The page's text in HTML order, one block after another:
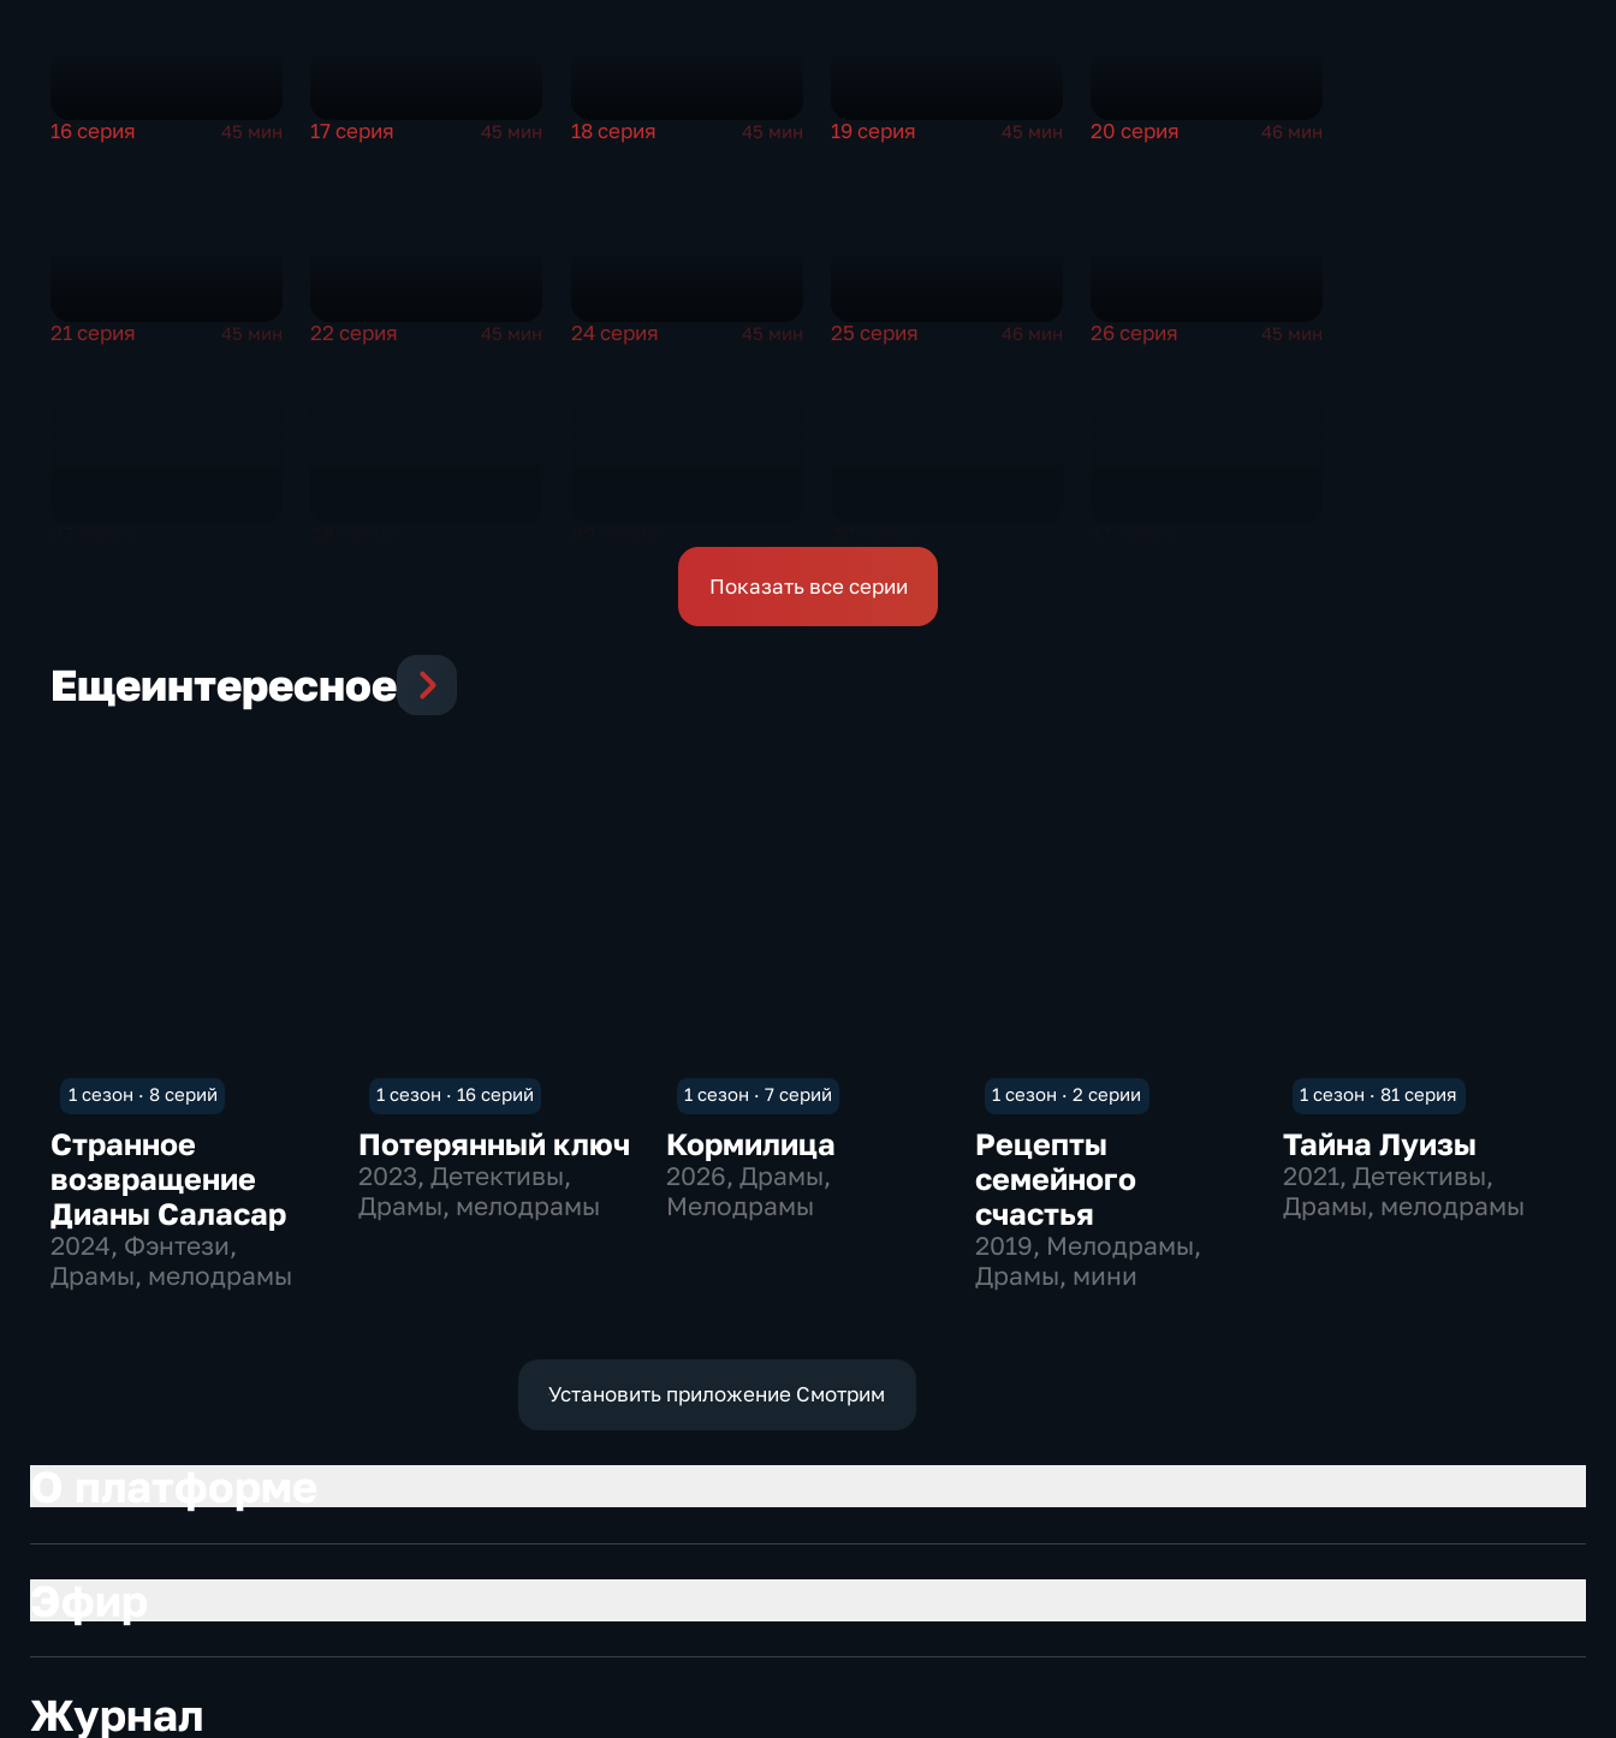
16 серия 45 мин 17 серия 45 мин 18 серия 45 мин 19 серия 45 мин 20 серия 46 мин
21 серия 45 мин 22 серия 45 мин 24 серия 45 мин 25 серия 46 мин 26 серия 45 мин
Показать все серии
Ещеинтересное
1 сезон · 8 серий
Странное
возвращение
Дианы Саласар
2024, Фэнтези,
Драмы, мелодрамы
1 сезон · 16 серий
Потерянный ключ
2023, Детективы,
Драмы, мелодрамы
1 сезон · 7 серий
Кормилица
2026, Драмы,
Мелодрамы
1 сезон · 2 серии
Рецепты
семейного
счастья
2019, Мелодрамы,
Драмы, мини
1 сезон · 81 серия
Тайна Луизы
2021, Детективы,
Драмы, мелодрамы
Установить приложение Смотрим
Журнал